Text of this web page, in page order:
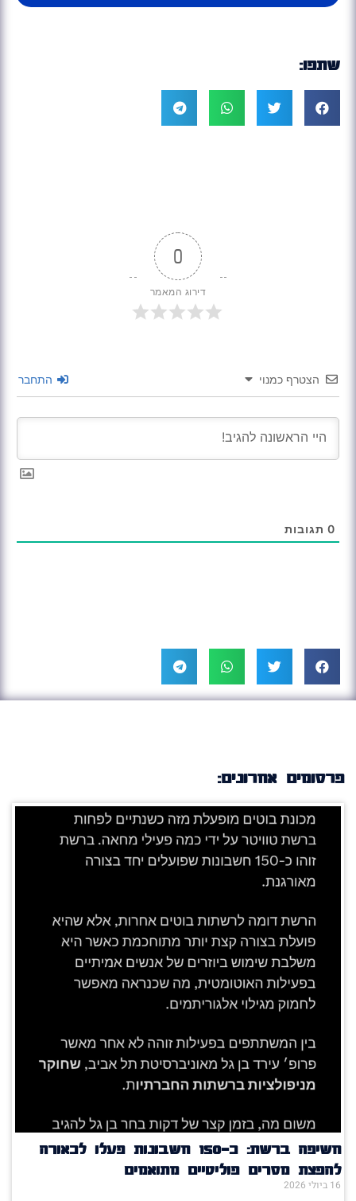
שתפו:
0
דירוג המאמר
הצטרף כמנוי התחבר
0 תגובות
פרסומים אחרונים:
חשיפה ברשת: כ־150 חשבונות פעלו לכאורה
להפצת מסרים פוליטיים מתואמים
16 ביולי 2026